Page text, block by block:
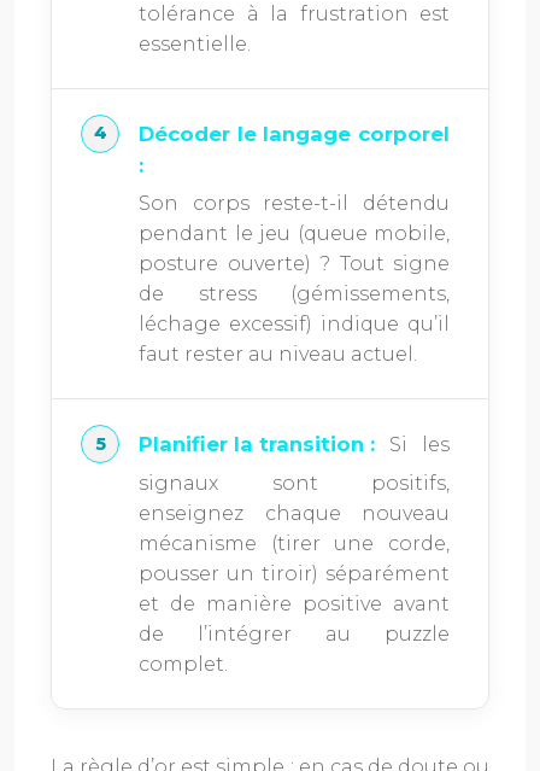
tolérance à la frustration est
essentielle.
Décoder le langage corporel
:
Son corps reste-t-il détendu
pendant le jeu (queue mobile,
posture ouverte) ? Tout signe
de stress (gémissements,
léchage excessif) indique qu’il
faut rester au niveau actuel.
Planifier la transition : Si les
signaux sont positifs,
enseignez chaque nouveau
mécanisme (tirer une corde,
pousser un tiroir) séparément
et de manière positive avant
de l’intégrer au puzzle
complet.
La règle d’or est simple : en cas de doute ou